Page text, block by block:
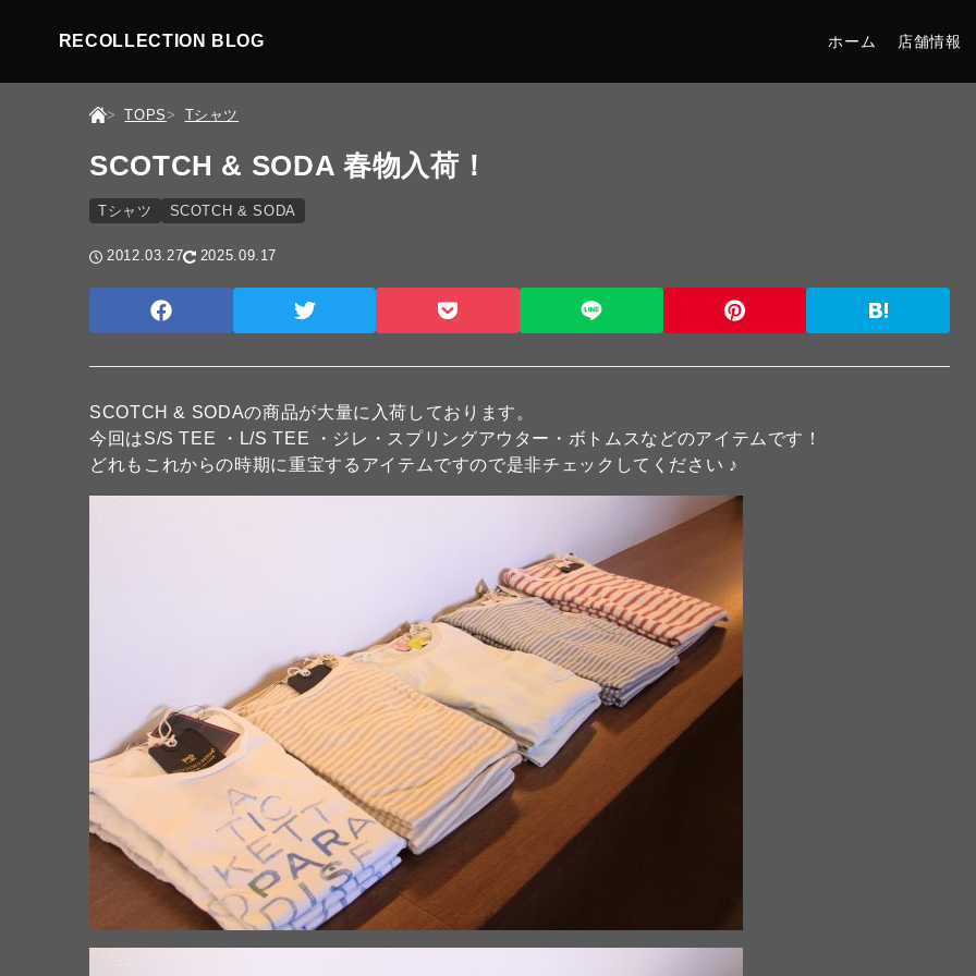
RECOLLECTION BLOG ホーム 店舗情報
TOPS Tシャツ
SCOTCH & SODA 春物入荷！
Tシャツ SCOTCH & SODA
2012.03.27 2025.09.17
SCOTCH & SODAの商品が大量に入荷しております。
今回はS/S TEE ・L/S TEE ・ジレ・スプリングアウター・ボトムスなどのアイテムです！
どれもこれからの時期に重宝するアイテムですので是非チェックしてください ♪